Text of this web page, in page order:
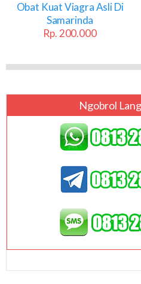
Obat Kuat Viagra Asli Di
Samarinda
Rp. 200.000
Ngobrol